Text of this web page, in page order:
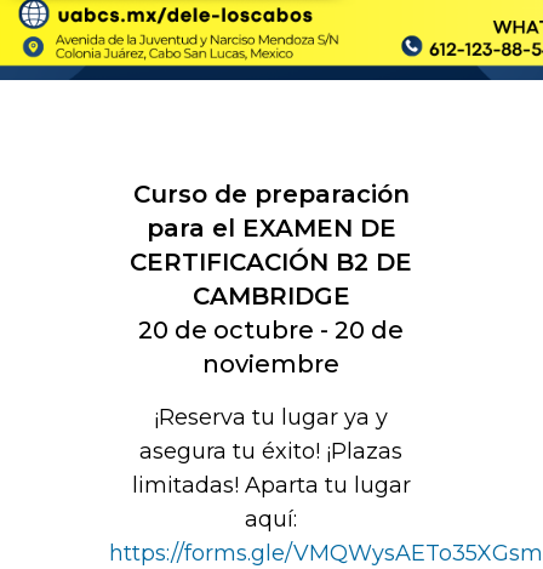
Curso de preparación
para el EXAMEN DE
CERTIFICACIÓN B2 DE
CAMBRIDGE
20 de octubre - 20 de
noviembre
¡Reserva tu lugar ya y
asegura tu éxito! ¡Plazas
limitadas! Aparta tu lugar
aquí:
https://forms.gle/